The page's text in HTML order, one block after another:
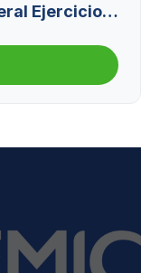
Memoria y Balance General Ejercicio Social N° 74